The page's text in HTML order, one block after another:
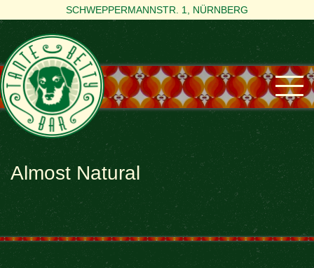
SCHWEPPERMANNSTR. 1, NÜRNBERG
Almost Natural